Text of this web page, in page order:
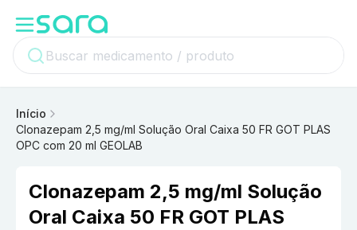
Início
Clonazepam 2,5 mg/ml Solução Oral Caixa 50 FR GOT PLAS
OPC com 20 ml GEOLAB
Clonazepam 2,5 mg/ml Solução
Oral Caixa 50 FR GOT PLAS